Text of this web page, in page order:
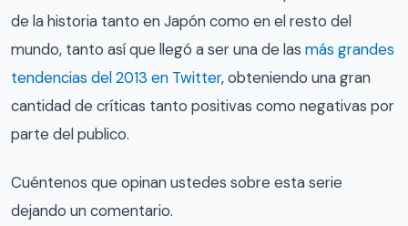
de la historia tanto en Japón como en el resto del
mundo, tanto así que llegó a ser una de las más grandes
tendencias del 2013 en Twitter, obteniendo una gran
cantidad de críticas tanto positivas como negativas por
parte del publico.
Cuéntenos que opinan ustedes sobre esta serie
dejando un comentario.